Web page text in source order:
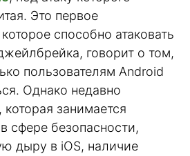
Это первое
способно атаковать
говорит о том,
пользователям Android
Однако недавно
занимается
сфере безопасности,
дыру в iOS, наличие